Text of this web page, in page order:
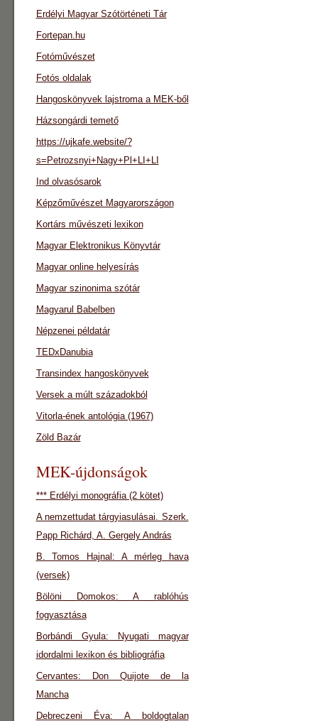
Erdélyi Magyar Szótörténeti Tár
Fortepan.hu
Fotóművészet
Fotós oldalak
Hangoskönyvek lajstroma a MEK-ből
Házsongárdi temető
https://ujkafe.website/?
s=Petrozsnyi+Nagy+Pl+LI+LI
Ind olvasósarok
Képzőművészet Magyarországon
Kortárs művészeti lexikon
Magyar Elektronikus Könyvtár
Magyar online helyesírás
Magyar szinonima szótár
Magyarul Babelben
Népzenei példatár
TEDxDanubia
Transindex hangoskönyvek
Versek a múlt századokból
Vitorla-ének antológia (1967)
Zöld Bazár
MEK-újdonságok
*** Erdélyi monográfia (2 kötet)
A nemzettudat tárgyiasulásai. Szerk.
Papp Richárd, A. Gergely András
B. Tomos Hajnal: A mérleg hava
(versek)
Bölöni Domokos: A rablóhús
fogyasztása
Borbándi Gyula: Nyugati magyar
idordalmi lexikon és bibliográfia
Cervantes: Don Quijote de la
Mancha
Debreczeni Éva: A boldogtalan